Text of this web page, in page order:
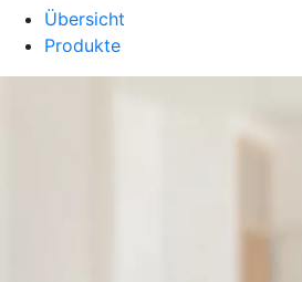
Übersicht
Produkte